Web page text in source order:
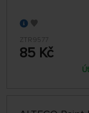
ZTR9577
85 Kč